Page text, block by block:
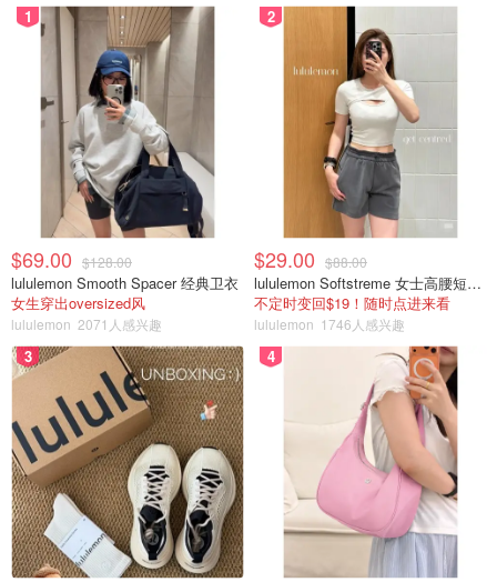
1
$69.00 $128.00
lululemon Smooth Spacer 经典卫衣
女生穿出oversized风
lululemon 2071人感兴趣
2
$29.00 $88.00
lululemon Softstreme 女士高腰短裤 10cm
不定时变回$19！随时点进来看
lululemon 1746人感兴趣
3 4